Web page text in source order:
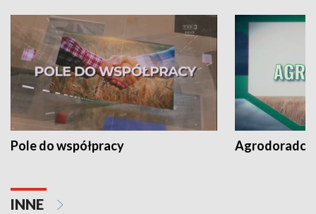
Pole do współpracy Agrodoradcy
INNE